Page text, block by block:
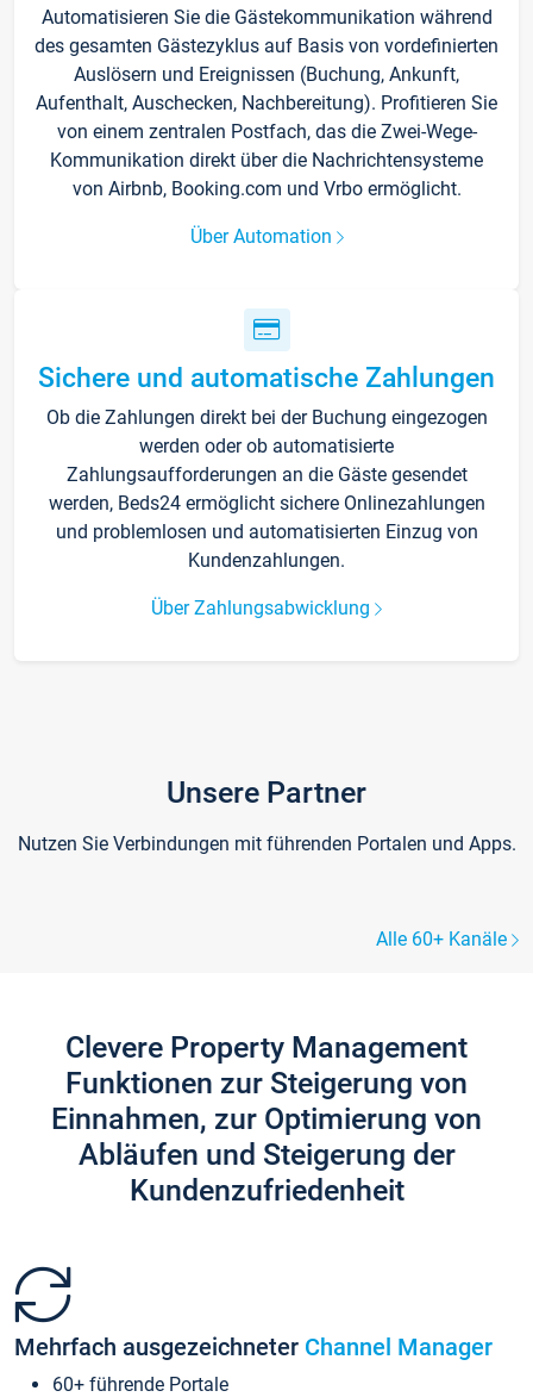
Automatisieren Sie die Gästekommunikation während
des gesamten Gästezyklus auf Basis von vordefinierten
Auslösern und Ereignissen (Buchung, Ankunft,
Aufenthalt, Auschecken, Nachbereitung). Profitieren Sie
von einem zentralen Postfach, das die Zwei-Wege-
Kommunikation direkt über die Nachrichtensysteme
von Airbnb, Booking.com und Vrbo ermöglicht.
Über Automation
Sichere und automatische Zahlungen
Ob die Zahlungen direkt bei der Buchung eingezogen
werden oder ob automatisierte
Zahlungsaufforderungen an die Gäste gesendet
werden, Beds24 ermöglicht sichere Onlinezahlungen
und problemlosen und automatisierten Einzug von
Kundenzahlungen.
Über Zahlungsabwicklung
Unsere Partner
Nutzen Sie Verbindungen mit führenden Portalen und Apps.
Alle 60+ Kanäle
Clevere Property Management
Funktionen zur Steigerung von
Einnahmen, zur Optimierung von
Abläufen und Steigerung der
Kundenzufriedenheit
Mehrfach ausgezeichneter Channel Manager
60+ führende Portale